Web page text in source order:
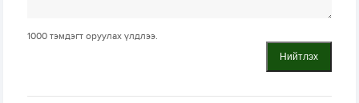
1000 тэмдэгт оруулах үлдлээ.
Нийтлэх